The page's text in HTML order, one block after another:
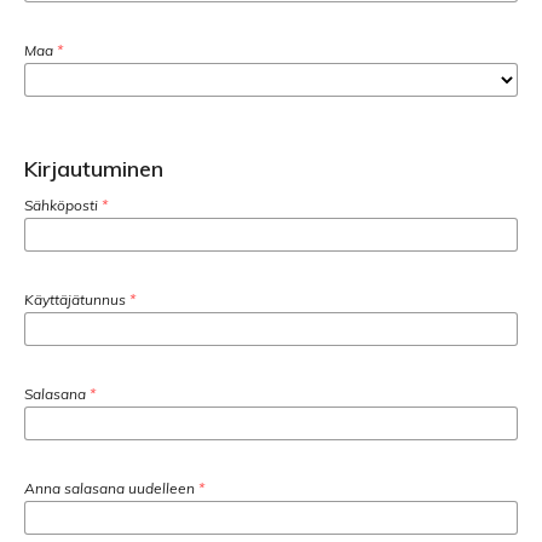
Maa *
Kirjautuminen
Sähköposti *
Käyttäjätunnus *
Salasana *
Anna salasana uudelleen *